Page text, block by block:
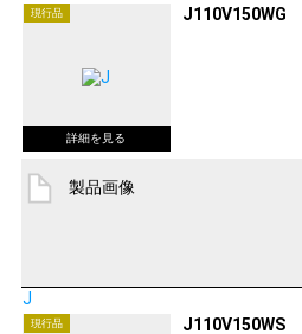
現行品 J110V150WG
製品画像
J
現行品 J110V150WS